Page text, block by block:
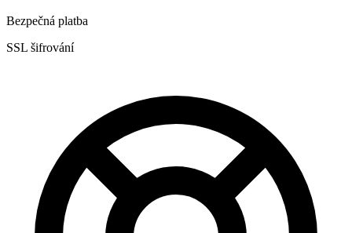
Bezpečná platba
SSL šifrování